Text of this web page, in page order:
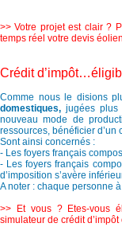
>> Votre projet est clair ?
temps réel votre devis
Crédit
Comme nous le disions
domestiques, jugées plus
nouveau mode de
ressources, bénéficier d’un
Sont ainsi concernés :
- Les foyers français
- Les foyers français
d’imposition s’avère
A noter : chaque personne
>> Et vous ? Etes-vous
simulateur de crédit